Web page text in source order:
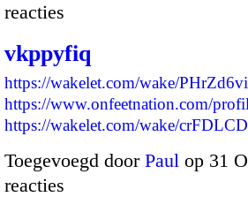
reacties
vkppyfiq
https://wakelet.com/wake/
https://www.onfeetnation.com/
https://wakelet.com/wake/
Toegevoegd door Paul op 31
reacties